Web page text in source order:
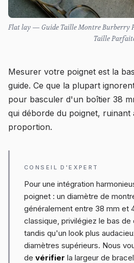
Flat lay — Guide Taille Montre Burberry
Taille
Mesurer votre poignet est la
guide. Ce que la plupart
pour basculer d'un boîtier 38
qui déborde du poignet,
proportion.
CONSEIL D'EXPERT
Pour une intégration
poignet : un diamètre de
généralement entre 38 mm et
classique, privilégiez le bas
tandis qu'un look plus
diamètres supérieurs. Nous
de vérifier la largeur de